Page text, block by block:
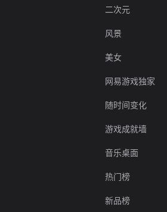
二次元
风景
美女
网易游戏独家
随时间变化
游戏成就墙
音乐桌面
热门榜
新品榜